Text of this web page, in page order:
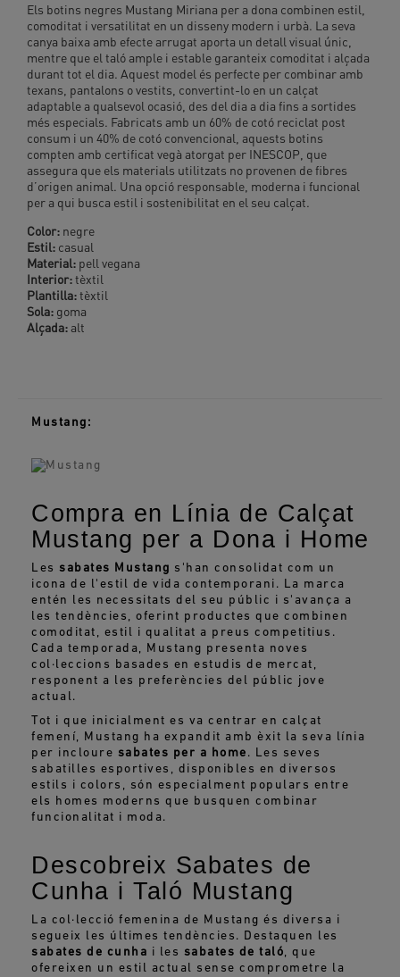
Els botins negres Mustang Miriana per a dona combinen estil,
comoditat i versatilitat en un disseny modern i urbà. La seva
canya baixa amb efecte arrugat aporta un detall visual únic,
mentre que el taló ample i estable garanteix comoditat i alçada
durant tot el dia. Aquest model és perfecte per combinar amb
texans, pantalons o vestits, convertint-lo en un calçat
adaptable a qualsevol ocasió, des del dia a dia fins a sortides
més especials. Fabricats amb un 60% de cotó reciclat post
consum i un 40% de cotó convencional, aquests botins
compten amb certificat vegà atorgat per INESCOP, que
assegura que els materials utilitzats no provenen de fibres
d’origen animal. Una opció responsable, moderna i funcional
per a qui busca estil i sostenibilitat en el seu calçat.
Color: negre
Estil: casual
Material: pell vegana
Interior:tèxtil
Plantilla:tèxtil
Sola: goma
Alçada: alt
Mustang:
Compra en Línia de Calçat
Mustang per a Dona i Home
Les sabates Mustang s'han consolidat com un
icona de l'estil de vida contemporani. La marca
entén les necessitats del seu públic i s'avança a
les tendències, oferint productes que combinen
comoditat, estil i qualitat a preus competitius.
Cada temporada, Mustang presenta noves
col·leccions basades en estudis de mercat,
responent a les preferències del públic jove
actual.
Tot i que inicialment es va centrar en calçat
femení, Mustang ha expandit amb èxit la seva línia
per incloure sabates per a home . Les seves
sabatilles esportives, disponibles en diversos
estils i colors, són especialment populars entre
els homes moderns que busquen combinar
funcionalitat i moda.
Descobreix Sabates de
Cunha i Taló Mustang
La col·lecció femenina de Mustang és diversa i
segueix les últimes tendències. Destaquen les
sabates de cunha i les sabates de taló, que
ofereixen un estil actual sense comprometre la